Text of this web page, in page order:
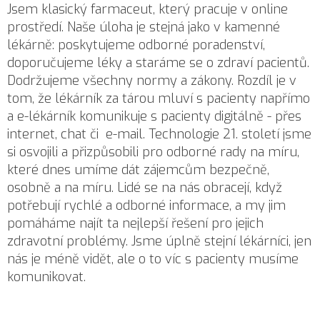
Jsem klasický farmaceut, který pracuje v online
prostředí. Naše úloha je stejná jako v kamenné
lékárně: poskytujeme odborné poradenství,
doporučujeme léky a staráme se o zdraví pacientů.
Dodržujeme všechny normy a zákony. Rozdíl je v
tom, že lékárník za tárou mluví s pacienty napřímo
a e-lékárník komunikuje s pacienty digitálně - přes
internet, chat či e-mail. Technologie 21. století jsme
si osvojili a přizpůsobili pro odborné rady na míru,
které dnes umíme dát zájemcům bezpečně,
osobně a na míru. Lidé se na nás obracejí, když
potřebují rychlé a odborné informace, a my jim
pomáháme najít ta nejlepší řešení pro jejich
zdravotní problémy. Jsme úplně stejní lékárníci, jen
nás je méně vidět, ale o to víc s pacienty musíme
komunikovat.